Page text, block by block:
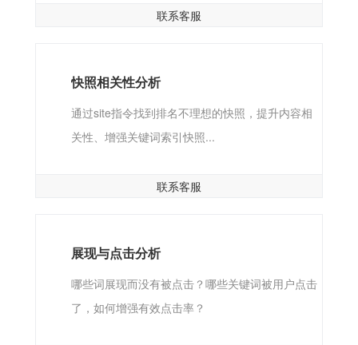
联系客服
快照相关性分析
通过site指令找到排名不理想的快照，提升内容相
关性、增强关键词索引快照...
联系客服
展现与点击分析
哪些词展现而没有被点击？哪些关键词被用户点击
了，如何增强有效点击率？